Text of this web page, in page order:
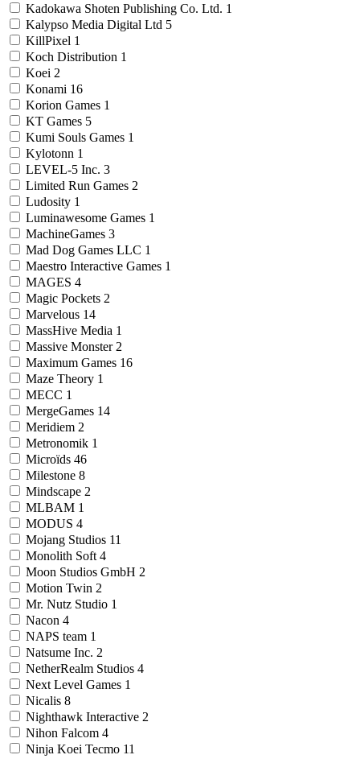
Kadokawa Shoten Publishing Co. Ltd. 1
Kalypso Media Digital Ltd 5
KillPixel 1
Koch Distribution 1
Koei 2
Konami 16
Korion Games 1
KT Games 5
Kumi Souls Games 1
Kylotonn 1
LEVEL-5 Inc. 3
Limited Run Games 2
Ludosity 1
Luminawesome Games 1
MachineGames 3
Mad Dog Games LLC 1
Maestro Interactive Games 1
MAGES 4
Magic Pockets 2
Marvelous 14
MassHive Media 1
Massive Monster 2
Maximum Games 16
Maze Theory 1
MECC 1
MergeGames 14
Meridiem 2
Metronomik 1
Microïds 46
Milestone 8
Mindscape 2
MLBAM 1
MODUS 4
Mojang Studios 11
Monolith Soft 4
Moon Studios GmbH 2
Motion Twin 2
Mr. Nutz Studio 1
Nacon 4
NAPS team 1
Natsume Inc. 2
NetherRealm Studios 4
Next Level Games 1
Nicalis 8
Nighthawk Interactive 2
Nihon Falcom 4
Ninja Koei Tecmo 11